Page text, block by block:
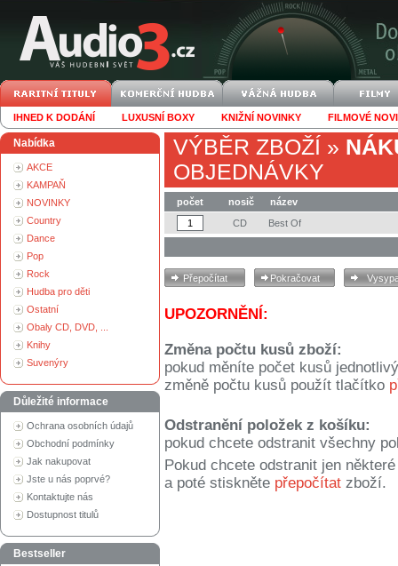
IHNED K DODÁNÍ LUXUSNÍ BOXY KNIŽNÍ NOVINKY FILMOVÉ
Nabídka
AKCE
KAMPAŇ
NOVINKY
Country
Dance
Pop
Rock
Hudba pro děti
Ostatní
Obaly CD, DVD, ...
Knihy
Suvenýry
Důležité informace
Ochrana osobních údajů
Obchodní podmínky
Jak nakupovat
Jste u nás poprvé?
Kontaktujte nás
Dostupnost titulů
Bestseller
VÝBĚR ZBOŽÍ »
OBJEDNÁVKY
počet nosič
název
CD
Best Of
UPOZORNĚNÍ:
Změna počtu kusů zboží:
pokud měníte počet kusů
změně počtu kusů použít tlačítko
Odstranění položek z košíku:
pokud chcete odstranit všechny
Pokud chcete odstranit jen
a poté stiskněte přepočítat zboží.